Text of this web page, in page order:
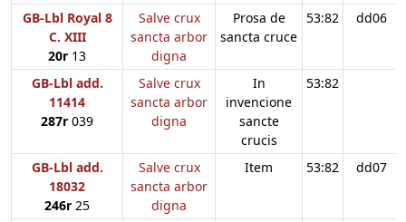
GB-Lbl Royal 8
C. XIII
20r 13
Salve crux
sancta arbor
digna
Prosa de
sancta cruce
53:82 dd06
GB-Lbl add.
11414
287r 039
Salve crux
sancta arbor
digna
In
invencione
sancte
crucis
53:82
GB-Lbl add.
18032
246r 25
Salve crux
sancta arbor
digna
Item 53:82 dd07